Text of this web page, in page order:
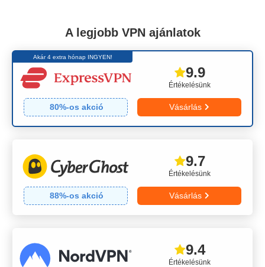
A legjobb VPN ajánlatok
Akár 4 extra hónap INGYEN!
Értékelésünk
9.9
80%-os akció Vásárlás
Értékelésünk
9.7
88%-os akció Vásárlás
Értékelésünk
9.4